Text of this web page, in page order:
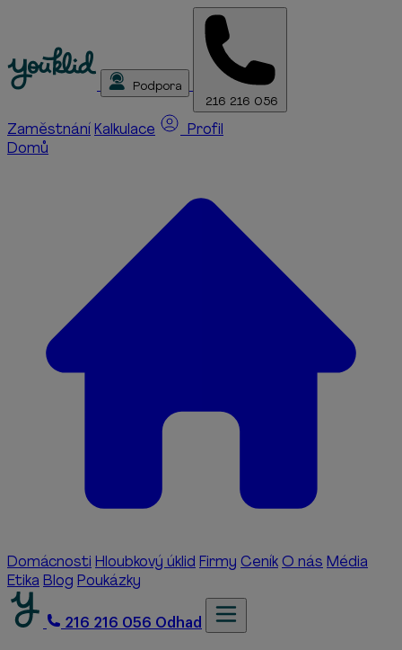
Podpora
216 216 056
Zaměstnání Kalkulace
Profil
Domů
Domácnosti Hloubkový úklid Firmy Ceník O nás Média
Etika Blog Poukázky
216 216 056 Odhad